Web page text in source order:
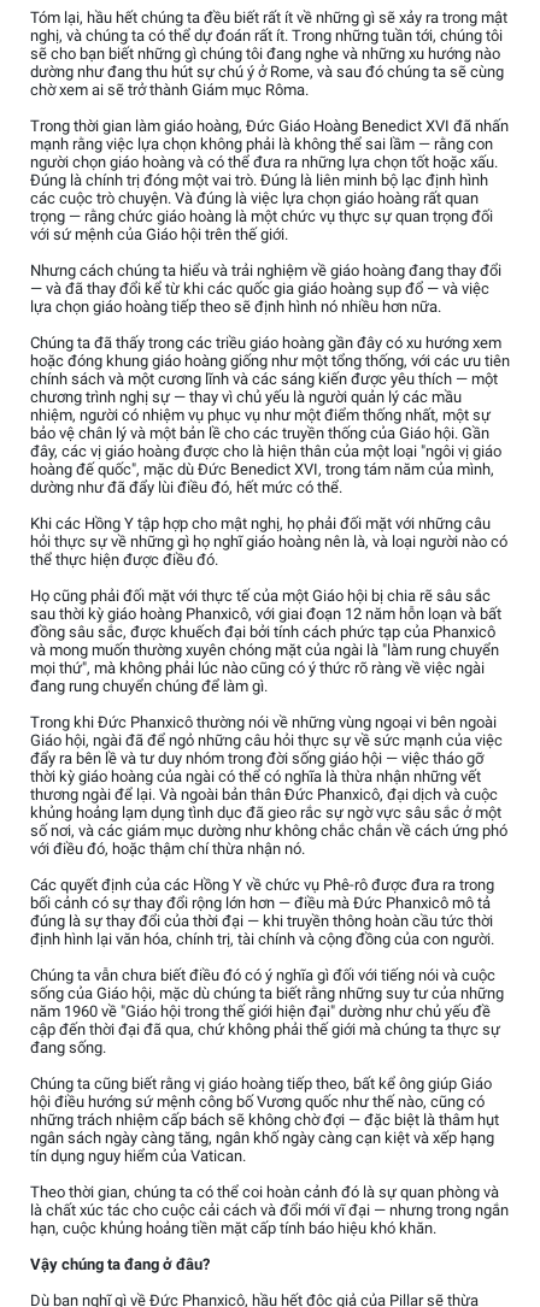
Tóm lại, hầu hết chúng ta đều biết rất ít về những gì sẽ xảy ra trong mật
nghị, và chúng ta có thể dự đoán rất ít. Trong những tuần tới, chúng tôi
sẽ cho bạn biết những gì chúng tôi đang nghe và những xu hướng nào
dường như đang thu hút sự chú ý ở Rome, và sau đó chúng ta sẽ cùng
chờ xem ai sẽ trở thành Giám mục Rôma.
Trong thời gian làm giáo hoàng, Đức Giáo Hoàng Benedict XVI đã nhấn
mạnh rằng việc lựa chọn không phải là không thể sai lầm — rằng con
người chọn giáo hoàng và có thể đưa ra những lựa chọn tốt hoặc xấu.
Đúng là chính trị đóng một vai trò. Đúng là liên minh bộ lạc định hình
các cuộc trò chuyện. Và đúng là việc lựa chọn giáo hoàng rất quan
trọng — rằng chức giáo hoàng là một chức vụ thực sự quan trọng đối
với sứ mệnh của Giáo hội trên thế giới.
Nhưng cách chúng ta hiểu và trải nghiệm về giáo hoàng đang thay đổi
— và đã thay đổi kể từ khi các quốc gia giáo hoàng sụp đổ — và việc
lựa chọn giáo hoàng tiếp theo sẽ định hình nó nhiều hơn nữa.
Chúng ta đã thấy trong các triều giáo hoàng gần đây có xu hướng xem
hoặc đóng khung giáo hoàng giống như một tổng thống, với các ưu tiên
chính sách và một cương lĩnh và các sáng kiến được yêu thích — một
chương trình nghị sự — thay vì chủ yếu là người quản lý các mầu
nhiệm, người có nhiệm vụ phục vụ như một điểm thống nhất, một sự
bảo vệ chân lý và một bản lề cho các truyền thống của Giáo hội. Gần
đây, các vị giáo hoàng được cho là hiện thân của một loại "ngôi vị giáo
hoàng đế quốc", mặc dù Đức Benedict XVI, trong tám năm của mình,
dường như đã đẩy lùi điều đó, hết mức có thể.
Khi các Hồng Y tập hợp cho mật nghị, họ phải đối mặt với những câu
hỏi thực sự về những gì họ nghĩ giáo hoàng nên là, và loại người nào có
thể thực hiện được điều đó.
Họ cũng phải đối mặt với thực tế của một Giáo hội bị chia rẽ sâu sắc
sau thời kỳ giáo hoàng Phanxicô, với giai đoạn 12 năm hỗn loạn và bất
đồng sâu sắc, được khuếch đại bởi tính cách phức tạp của Phanxicô
và mong muốn thường xuyên chóng mặt của ngài là "làm rung chuyển
mọi thứ", mà không phải lúc nào cũng có ý thức rõ ràng về việc ngài
đang rung chuyển chúng để làm gì.
Trong khi Đức Phanxicô thường nói về những vùng ngoại vi bên ngoài
Giáo hội, ngài đã để ngỏ những câu hỏi thực sự về sức mạnh của việc
đẩy ra bên lề và tư duy nhóm trong đời sống giáo hội — việc tháo gỡ
thời kỳ giáo hoàng của ngài có thể có nghĩa là thừa nhận những vết
thương ngài để lại. Và ngoài bản thân Đức Phanxicô, đại dịch và cuộc
khủng hoảng lạm dụng tình dục đã gieo rắc sự ngờ vực sâu sắc ở một
số nơi, và các giám mục dường như không chắc chắn về cách ứng phó
với điều đó, hoặc thậm chí thừa nhận nó.
Các quyết định của các Hồng Y về chức vụ Phê-rô được đưa ra trong
bối cảnh có sự thay đổi rộng lớn hơn — điều mà Đức Phanxicô mô tả
đúng là sự thay đổi của thời đại — khi truyền thông hoàn cầu tức thời
định hình lại văn hóa, chính trị, tài chính và cộng đồng của con người.
Chúng ta vẫn chưa biết điều đó có ý nghĩa gì đối với tiếng nói và cuộc
sống của Giáo hội, mặc dù chúng ta biết rằng những suy tư của những
năm 1960 về "Giáo hội trong thế giới hiện đại" dường như chủ yếu đề
cập đến thời đại đã qua, chứ không phải thế giới mà chúng ta thực sự
đang sống.
Chúng ta cũng biết rằng vị giáo hoàng tiếp theo, bất kể ông giúp Giáo
hội điều hướng sứ mệnh công bố Vương quốc như thế nào, cũng có
những trách nhiệm cấp bách sẽ không chờ đợi — đặc biệt là thâm hụt
ngân sách ngày càng tăng, ngân khố ngày càng cạn kiệt và xếp hạng
tín dụng nguy hiểm của Vatican.
Theo thời gian, chúng ta có thể coi hoàn cảnh đó là sự quan phòng và
là chất xúc tác cho cuộc cải cách và đổi mới vĩ đại — nhưng trong ngắn
hạn, cuộc khủng hoảng tiền mặt cấp tính báo hiệu khó khăn.
Vậy chúng ta đang ở đâu?
Dù bạn nghĩ gì về Đức Phanxicô, hầu hết độc giả của Pillar sẽ thừa